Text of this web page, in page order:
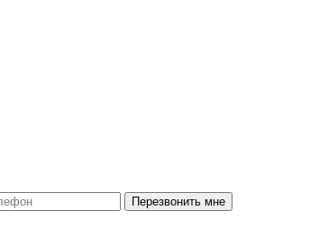
Перезвонить мне